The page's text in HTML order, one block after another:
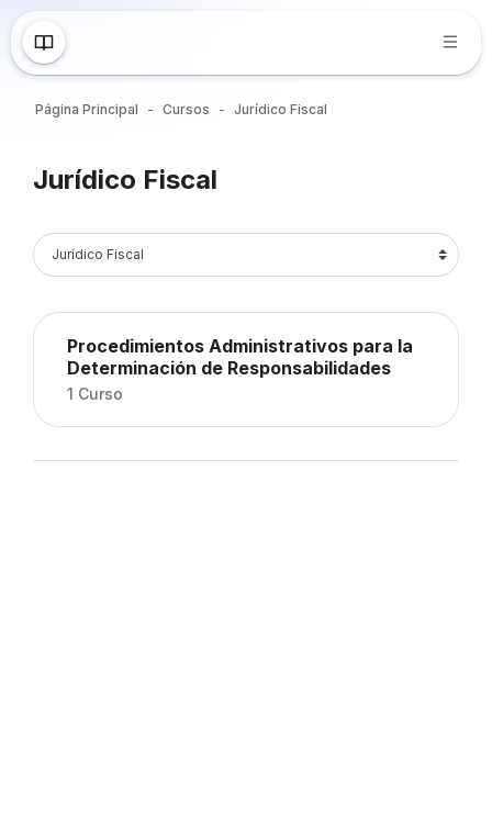
Saltar al contenido principal
Página Principal Cursos Jurídico Fiscal
Bloques
Jurídico Fiscal
Bloques
Categorías
Procedimientos Administrativos para la
Determinación de Responsabilidades
1 Curso